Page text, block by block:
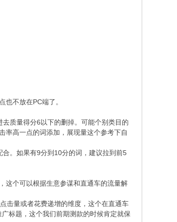
不放在PC端了。
质量得分6以下的删掉。可能个别类目的
率高一点的词添加，展现量这个参考下自
。如果有9分到10分的词，建议拉到前5
这个可以根据生意参谋和直通车的流量解
击量或者花费递增的维度，这个在直通车
标题，这个我们前期测款的时候肯定就保